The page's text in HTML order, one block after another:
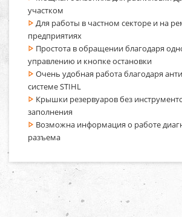
участком
Для работы в частном секторе и на
предприятиях
Простота в обращении благодаря
управлению и кнопке остановки
Очень удобная работа благодаря
системе STIHL
Крышки резервуаров без
заполнения
Возможна информация о работе
разъема